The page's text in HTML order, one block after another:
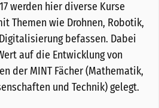
werden hier diverse Kurse
Themen wie Drohnen, Robotik,
befassen. Dabei
auf die Entwicklung von
der MINT Fächer (Mathematik,
und Technik) gelegt.